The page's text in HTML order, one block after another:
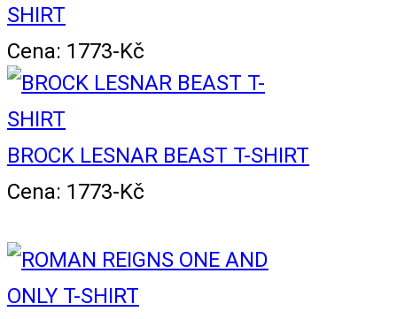
SHIRT
Cena: 1773-Kč
BROCK LESNAR BEAST T-SHIRT
Cena: 1773-Kč